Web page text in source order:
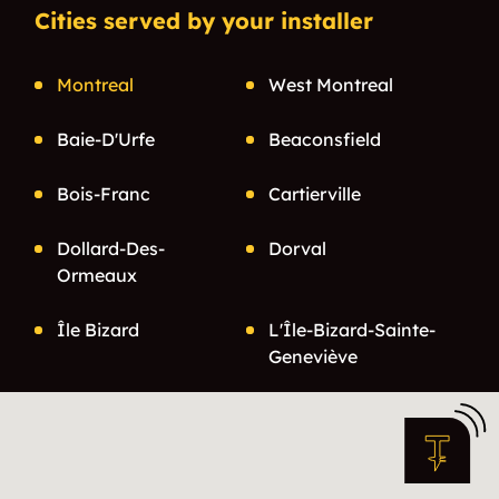
Cities served by your installer
Montreal West Montreal
Baie-D'Urfe Beaconsfield
Bois-Franc Cartierville
Dollard-Des-
Ormeaux
Dorval
Île Bizard
L'Île-Bizard-Sainte-
Geneviève